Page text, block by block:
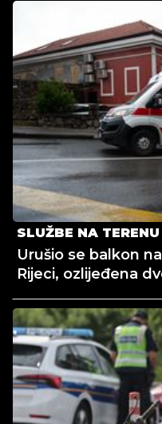
SLUŽBE NA TERENU
Urušio se balkon
Rijeci, ozlijeđena